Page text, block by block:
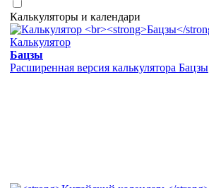
Калькуляторы и календари
Калькулятор
Бацзы
Расширенная версия калькулятора Бацзы